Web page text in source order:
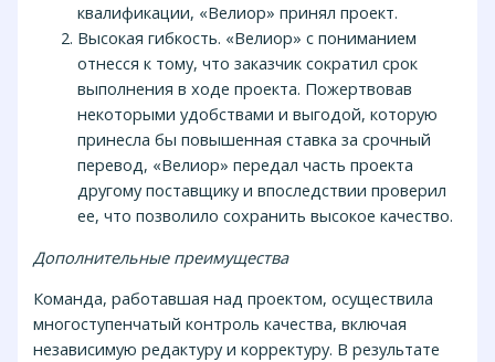
квалификации, «Велиор» принял проект.
Высокая гибкость. «Велиор» с пониманием
отнесся к тому, что заказчик сократил срок
выполнения в ходе проекта. Пожертвовав
некоторыми удобствами и выгодой, которую
принесла бы повышенная ставка за срочный
перевод, «Велиор» передал часть проекта
другому поставщику и впоследствии проверил
ее, что позволило сохранить высокое качество.
Дополнительные преимущества
Команда, работавшая над проектом, осуществила
многоступенчатый контроль качества, включая
независимую редактуру и корректуру. В результате